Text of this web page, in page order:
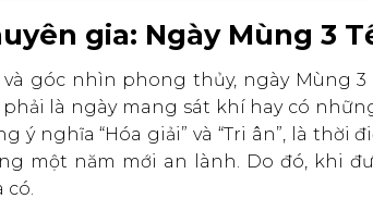
gia: Ngày Mùng 3
góc nhìn phong thủy, ngày Mùng
là ngày mang sát khí hay có
ý nghĩa “Hóa giải” và “Tri ân”, là
một năm mới an lành. Do đó, khi
có.